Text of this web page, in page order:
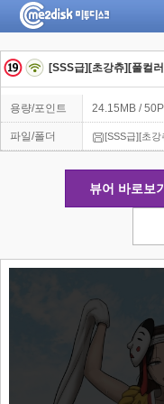
[SSS급][초강츄][풀컬
용량/포인트 24.15MB / 50P
파일/폴더 [SSS급][초
뷰어 바로보기